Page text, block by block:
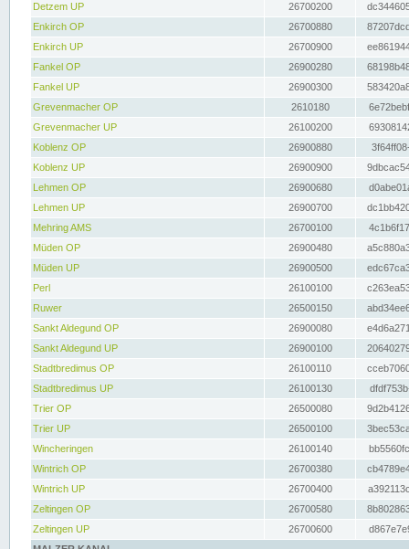
Detzem UP
26700200
Enkirch OP
26700880
Enkirch UP
26700900
Fankel OP
26900280
Fankel UP
26900300
Grevenmacher OP
2610180
Grevenmacher UP
26100200
Koblenz OP
26900880
Koblenz UP
26900900
Lehmen OP
26900680
Lehmen UP
26900700
Mehring AMS
26700100
Müden OP
26900480
Müden UP
26900500
Perl
26100100
Ruwer
26500150
Sankt Aldegund OP
26900080
Sankt Aldegund UP
26900100
Stadtbredimus OP
26100110
Stadtbredimus UP
26100130
Trier OP
26500080
Trier UP
26500100
Wincheringen
26100140
Wintrich OP
26700380
Wintrich UP
26700400
Zeltingen OP
26700580
Zeltingen UP
26700600